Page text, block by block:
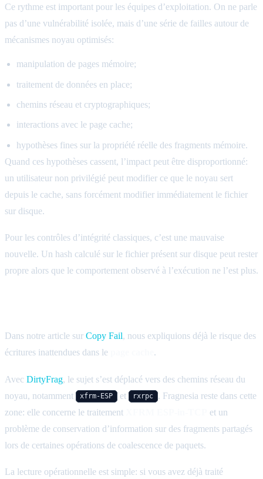
Ce rythme est important pour les équipes d’exploitation. On ne parle
pas d’une vulnérabilité isolée, mais d’une série de failles autour de
mécanismes noyau optimisés:
manipulation de pages mémoire;
traitement de données en place;
chemins réseau et cryptographiques;
interactions avec le page cache;
hypothèses fines sur la propriété réelle des fragments mémoire.
Quand ces hypothèses cassent, l’impact peut être disproportionné:
un utilisateur non privilégié peut modifier ce que le noyau sert
depuis le cache, sans forcément modifier immédiatement le fichier
sur disque.
Pour les contrôles d’intégrité classiques, c’est une mauvaise
nouvelle. Un hash calculé sur le fichier présent sur disque peut rester
propre alors que le comportement observé à l’exécution ne l’est plus.
Dans notre article sur Copy Fail, nous expliquions déjà le risque des
écritures inattendues dans le
.
Avec DirtyFrag, le sujet s’est déplacé vers des chemins réseau du
noyau, notamment
xfrm-ESP et rxrpc . Fragnesia reste dans cette
zone: elle concerne le traitement
et un
problème de conservation d’information sur des fragments partagés
lors de certaines opérations de coalescence de paquets.
La lecture opérationnelle est simple: si vous avez déjà traité